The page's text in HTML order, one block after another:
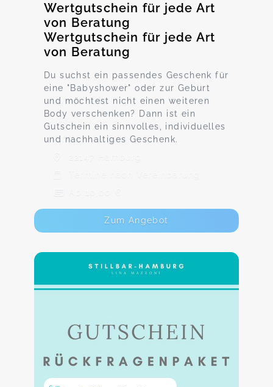
Wertgutschein für jede Art
von Beratung
Wertgutschein für jede Art
von Beratung
Du suchst ein passendes Geschenk für
eine "Babyshower" oder zur Geburt
und möchtest nicht einen weiteren
Body verschenken? Dann ist ein
Gutschein ein sinnvolles, individuelles
und nachhaltiges Geschenk.
22147 Hamburg
Termine nach Vereinbarung
Ab 10,00 €
Zum Angebot